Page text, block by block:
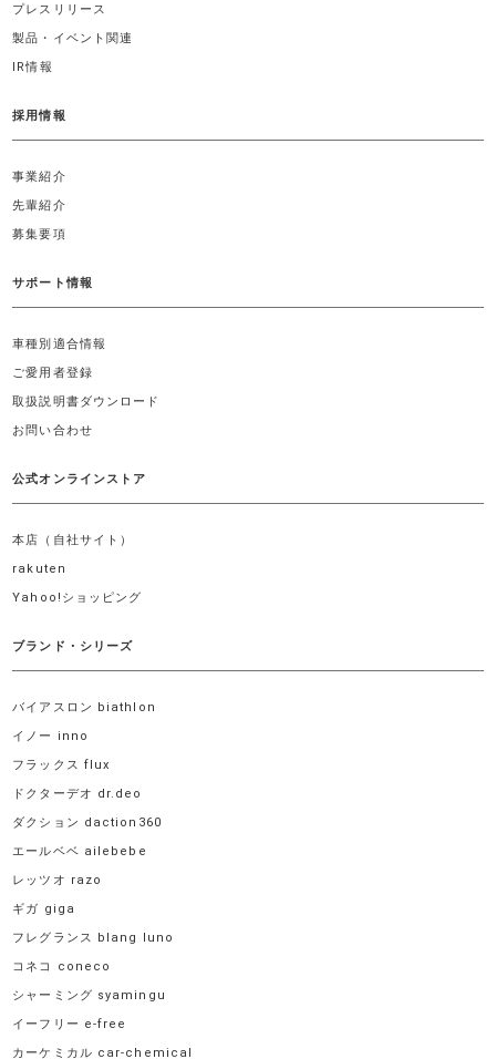
プレスリリース
製品・イベント関連
IR情報
採用情報
事業紹介
先輩紹介
募集要項
サポート情報
車種別適合情報
ご愛用者登録
取扱説明書ダウンロード
お問い合わせ
公式オンラインストア
本店（自社サイト）
rakuten
Yahoo!ショッピング
ブランド・シリーズ
バイアスロン biathlon
イノー inno
フラックス flux
ドクターデオ dr.deo
ダクション daction360
エールベベ ailebebe
レッツオ razo
ギガ giga
フレグランス blang luno
コネコ coneco
シャーミング syamingu
イーフリー e-free
カーケミカル car-chemical